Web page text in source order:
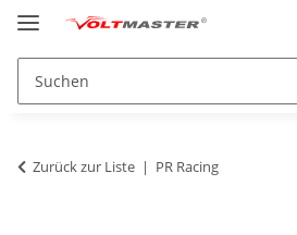
Zurück zur Liste PR Racing